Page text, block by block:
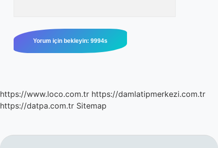
https://www.loco.com.tr https://damlatipmerkezi.com.tr
https://datpa.com.tr Sitemap